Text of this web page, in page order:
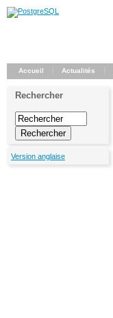
Accueil Actualités
Rechercher
Version anglaise